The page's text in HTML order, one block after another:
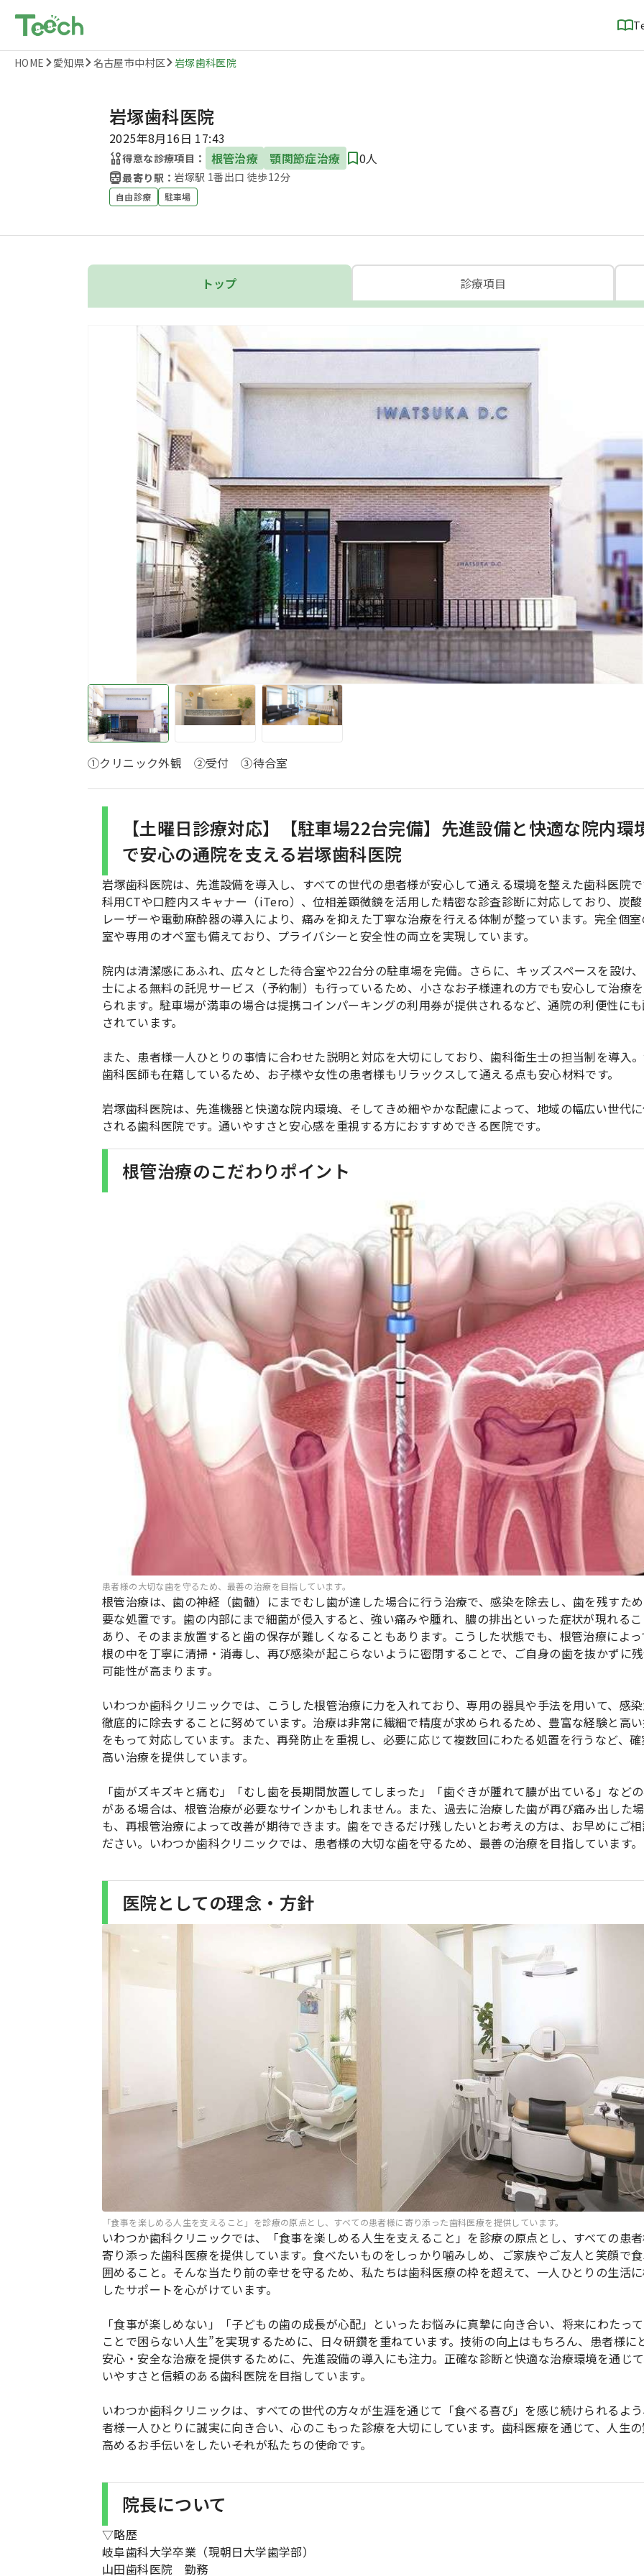
HOME 愛知県 名古屋市中村区 岩塚歯科医院
岩塚歯科医院
2025年8月16日 17:43
得意な診療項目： 根管治療 顎関節症治療 0人
最寄り駅：岩塚駅 1番出口 徒歩12分
自由診療 駐車場
トップ 診療項目
①クリニック外観 ②受付 ③待合室
【土曜日診療対応】【駐車場22台完備】先進設備と快適な院内環
で安心の通院を支える岩塚歯科医院
岩塚歯科医院は、先進設備を導入し、すべての世代の患者様が安心して通える環境を整えた歯科医院
科用CTや口腔内スキャナー（iTero）、位相差顕微鏡を活用した精密な診査診断に対応しており、炭
レーザーや電動麻酔器の導入により、痛みを抑えた丁寧な治療を行える体制が整っています。完全個
室や専用のオペ室も備えており、プライバシーと安全性の両立を実現しています。
院内は清潔感にあふれ、広々とした待合室や22台分の駐車場を完備。さらに、キッズスペースを設け
士による無料の託児サービス（予約制）も行っているため、小さなお子様連れの方でも安心して治療
られます。駐車場が満車の場合は提携コインパーキングの利用券が提供されるなど、通院の利便性に
されています。
また、患者様一人ひとりの事情に合わせた説明と対応を大切にしており、歯科衛生士の担当制を導入
歯科医師も在籍しているため、お子様や女性の患者様もリラックスして通える点も安心材料です。
岩塚歯科医院は、先進機器と快適な院内環境、そしてきめ細やかな配慮によって、地域の幅広い世代
される歯科医院です。通いやすさと安心感を重視する方におすすめできる医院です。
根管治療のこだわりポイント
患者様の大切な歯を守るため、最善の治療を目指しています。
根管治療は、歯の神経（歯髄）にまでむし歯が達した場合に行う治療で、感染を除去し、歯を残すた
要な処置です。歯の内部にまで細菌が侵入すると、強い痛みや腫れ、膿の排出といった症状が現れる
あり、そのまま放置すると歯の保存が難しくなることもあります。こうした状態でも、根管治療によ
根の中を丁寧に清掃・消毒し、再び感染が起こらないように密閉することで、ご自身の歯を抜かずに
可能性が高まります。
いわつか歯科クリニックでは、こうした根管治療に力を入れており、専用の器具や手法を用いて、感
徹底的に除去することに努めています。治療は非常に繊細で精度が求められるため、豊富な経験と高
をもって対応しています。また、再発防止を重視し、必要に応じて複数回にわたる処置を行うなど、
高い治療を提供しています。
「歯がズキズキと痛む」「むし歯を長期間放置してしまった」「歯ぐきが腫れて膿が出ている」など
がある場合は、根管治療が必要なサインかもしれません。また、過去に治療した歯が再び痛み出した
も、再根管治療によって改善が期待できます。歯をできるだけ残したいとお考えの方は、お早めにご
ださい。いわつか歯科クリニックでは、患者様の大切な歯を守るため、最善の治療を目指しています。
医院としての理念・方針
「食事を楽しめる人生を支えること」を診療の原点とし、すべての患者様に寄り添った歯科医療を提供しています。
いわつか歯科クリニックでは、「食事を楽しめる人生を支えること」を診療の原点とし、すべての患
寄り添った歯科医療を提供しています。食べたいものをしっかり噛みしめ、ご家族やご友人と笑顔で
囲めること。そんな当たり前の幸せを守るため、私たちは歯科医療の枠を超えて、一人ひとりの生活
したサポートを心がけています。
「食事が楽しめない」「子どもの歯の成長が心配」といったお悩みに真摯に向き合い、将来にわたっ
ことで困らない人生”を実現するために、日々研鑽を重ねています。技術の向上はもちろん、患者様に
安心・安全な治療を提供するために、先進設備の導入にも注力。正確な診断と快適な治療環境を通じ
いやすさと信頼のある歯科医院を目指しています。
いわつか歯科クリニックは、すべての世代の方々が生涯を通じて「食べる喜び」を感じ続けられるよ
者様一人ひとりに誠実に向き合い、心のこもった診療を大切にしています。歯科医療を通じて、人生
高めるお手伝いをしたい――それが私たちの使命です。
院長について
▽略歴
岐阜歯科大学卒業（現朝日大学歯学部）
山田歯科医院 勤務